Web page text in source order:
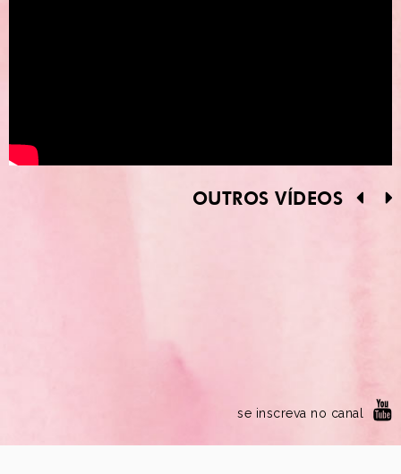
OUTROS VÍDEOS
se inscreva no canal